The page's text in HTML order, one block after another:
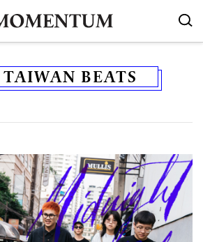
TAIWAN BEATS